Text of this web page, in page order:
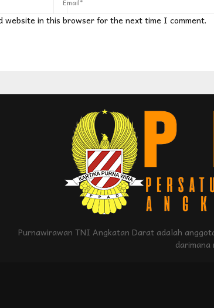
website in this browser for the next time I comment.
Purnawirawan TNI Angkatan Darat adalah
darimana